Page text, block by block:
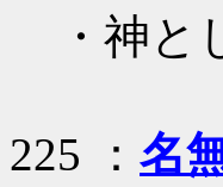
・神と
225 ： 名